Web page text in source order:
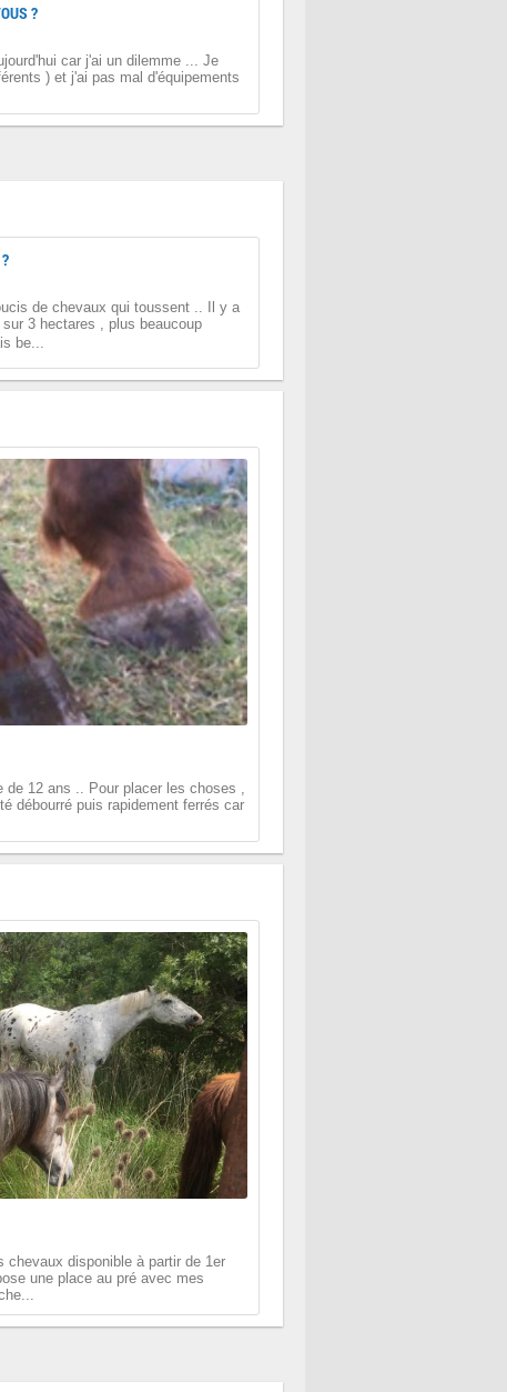
?
car j'ai un dilemme ... Je
) et j'ai pas mal d'équipements
de chevaux qui toussent .. Il y a
3 hectares , plus beaucoup
be...
12 ans .. Pour placer les choses ,
débourré puis rapidement ferrés car
chevaux disponible à partir de 1er
une place au pré avec mes